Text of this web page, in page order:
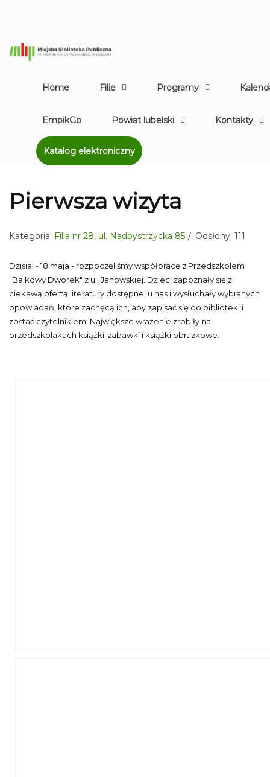
Home Filie Programy
EmpikGo Powiat lubelski Kontakty
Katalog elektroniczny
Pierwsza wizyta
Kategoria: Filia nr 28, ul. Nadbystrzycka 85 Odsłony: 111
Dzisiaj - 18 maja - rozpoczęliśmy współpracę z Przedszkolem
"Bajkowy Dworek" z ul. Janowskiej. Dzieci zapoznały się z
ciekawą ofertą literatury dostępnej u nas i wysłuchały wybranych
opowiadań, które zachęcą ich, aby zapisać się do biblioteki i
zostać czytelnikiem. Największe wrażenie zrobiły na
przedszkolakach książki-zabawki i książki obrazkowe.